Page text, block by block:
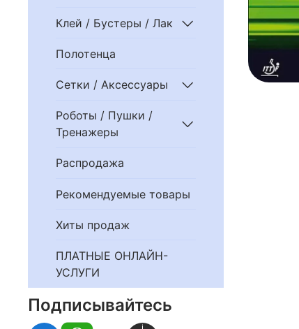
Клей / Бустеры / Лак
Полотенца
Сетки / Аксессуары
Роботы / Пушки /
Тренажеры
Распродажа
Рекомендуемые товары
Хиты продаж
ПЛАТНЫЕ ОНЛАЙН-
УСЛУГИ
Подписывайтесь